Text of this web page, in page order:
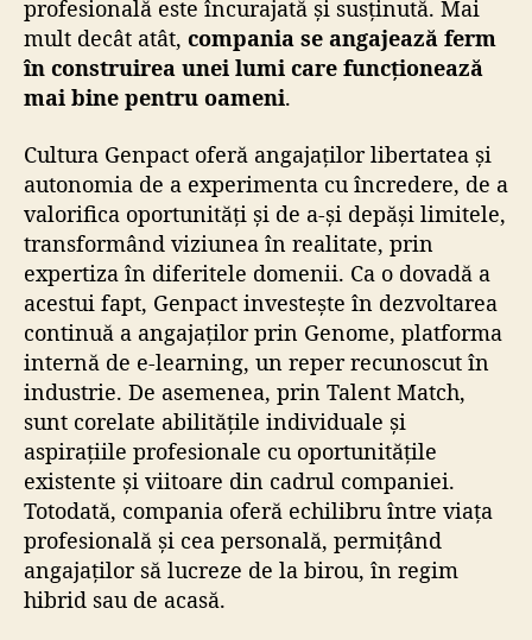
profesională este încurajată și susținută. Mai
mult decât atât, compania se angajează ferm
în construirea unei lumi care funcționează
mai bine pentru oameni.
Cultura Genpact oferă angajaților libertatea și
autonomia de a experimenta cu încredere, de a
valorifica oportunități și de a-și depăși limitele,
transformând viziunea în realitate, prin
expertiza în diferitele domenii. Ca o dovadă a
acestui fapt, Genpact investește în dezvoltarea
continuă a angajaților prin Genome, platforma
internă de e-learning, un reper recunoscut în
industrie. De asemenea, prin Talent Match,
sunt corelate abilitățile individuale și
aspirațiile profesionale cu oportunitățile
existente și viitoare din cadrul companiei.
Totodată, compania oferă echilibru între viața
profesională și cea personală, permițând
angajaților să lucreze de la birou, în regim
hibrid sau de acasă.